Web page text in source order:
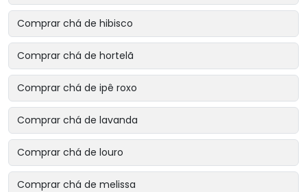
Comprar chá de hibisco
Comprar chá de hortelã
Comprar chá de ipê roxo
Comprar chá de lavanda
Comprar chá de louro
Comprar chá de melissa